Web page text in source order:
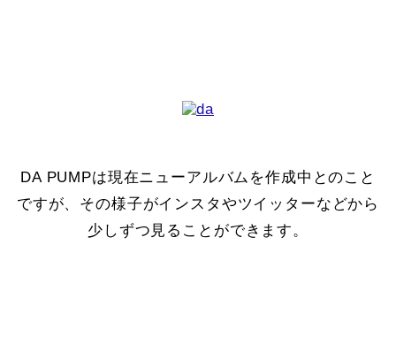
DA PUMPは現在ニューアルバムを作成中とのこと
ですが、その様子がインスタやツイッターなどから
少しずつ見ることができます。